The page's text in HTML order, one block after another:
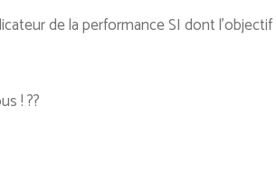
de la performance SI dont
! ??